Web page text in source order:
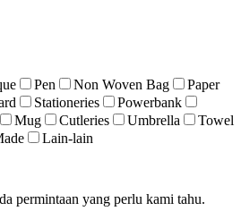
Pen Non Woven Bag
Paper
Stationeries
Powerbank
Mug Cutleries Umbrella
Towel
Lain-lain
permintaan yang perlu kami tahu.